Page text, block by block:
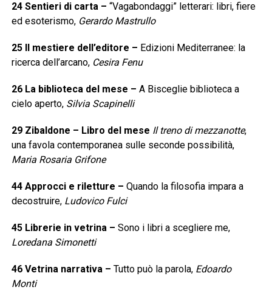
24 Sentieri di carta– “Vagabondaggi” letterari: libri, fiere
ed esoterismo, Gerardo Mastrullo
25 Il mestiere dell’editore – Edizioni Mediterranee: la
ricerca dell’arcano, Cesira Fenu
26 La biblioteca del mese – A Bisceglie biblioteca a
cielo aperto, Silvia Scapinelli
29 Zibaldone – Libro del mese Il treno di mezzanotte,
una favola contemporanea sulle seconde possibilità,
Maria Rosaria Grifone
44 Approcci e riletture – Quando la filosofia impara a
decostruire, Ludovico Fulci
45 Librerie in vetrina– Sono i libri a scegliere me,
Loredana Simonetti
46 Vetrina narrativa– Tutto può la parola, Edoardo
Monti